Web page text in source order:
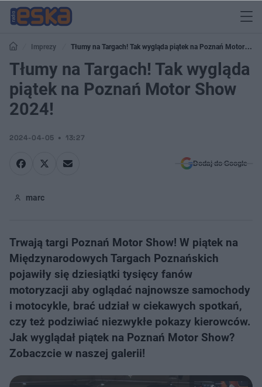
Imprezy
Tłumy na Targach! Tak wygląda piątek na Poznań Motor
Show 2024!
Tłumy na Targach! Tak wygląda
piątek na Poznań Motor Show
2024!
2024-04-05 13:27
Dodaj do Google
marc
Trwają targi Poznań Motor Show! W piątek na
Międzynarodowych Targach Poznańskich
pojawiły się dziesiątki tysięcy fanów
motoryzacji aby oglądać najnowsze samochody
i motocykle, brać udział w ciekawych spotkań,
czy też podziwiać niezwykłe pokazy kierowców.
Jak wyglądał piątek na Poznań Motor Show?
Zobaczcie w naszej galerii!